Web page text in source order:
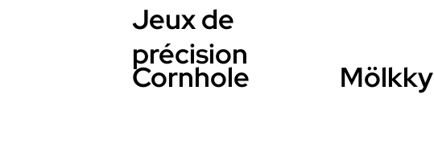
Jeux de
précision
Cornhole Mölkky